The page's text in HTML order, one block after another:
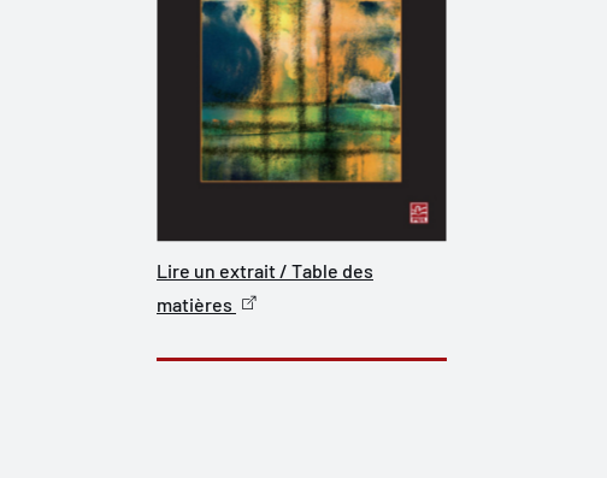
Lire un extrait / Table des
matières